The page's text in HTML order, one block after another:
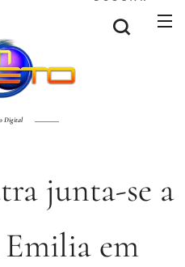
Digital
junta-se a
em